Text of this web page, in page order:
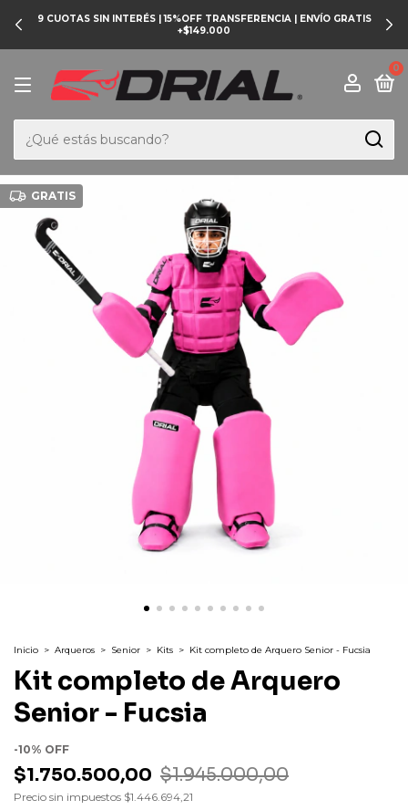
9 CUOTAS SIN INTERÉS | 15%OFF TRANSFERENCIA | ENVÍO GRATIS
+$149.000
0
GRATIS
Inicio > Arqueros > Senior > Kits > Kit completo de Arquero Senior - Fucsia
Kit completo de Arquero
Senior - Fucsia
-10% OFF
$1.750.500,00 $1.945.000,00
Precio sin impuestos $1.446.694,21